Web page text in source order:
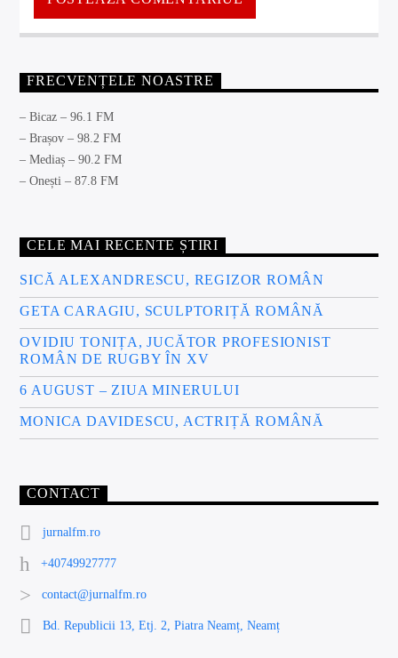
FRECVENȚELE NOASTRE
– Bicaz – 96.1 FM
– Brașov – 98.2 FM
– Mediaș – 90.2 FM
– Onești – 87.8 FM
CELE MAI RECENTE ȘTIRI
SICĂ ALEXANDRESCU, REGIZOR ROMÂN
GETA CARAGIU, SCULPTORIȚĂ ROMÂNĂ
OVIDIU TONIȚA, JUCĂTOR PROFESIONIST
ROMÂN DE RUGBY ÎN XV
6 AUGUST – ZIUA MINERULUI
MONICA DAVIDESCU, ACTRIȚĂ ROMÂNĂ
CONTACT
jurnalfm.ro
+40749927777
contact@jurnalfm.ro
Bd. Republicii 13, Etj. 2, Piatra Neamț, Neamț